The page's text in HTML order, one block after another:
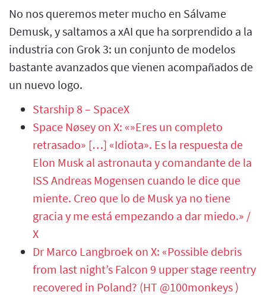
No nos queremos meter mucho en Sálvame
Demusk, y saltamos a xAI que ha sorprendido a la
industria con Grok 3: un conjunto de modelos
bastante avanzados que vienen acompañados de
un nuevo logo.
Starship 8 – SpaceX
Space Nøsey on X: «»Eres un completo
retrasado» […] «Idiota». Es la respuesta de
Elon Musk al astronauta y comandante de la
ISS Andreas Mogensen cuando le dice que
miente. Creo que lo de Musk ya no tiene
gracia y me está empezando a dar miedo.» /
X
Dr Marco Langbroek on X: «Possible debris
from last night’s Falcon 9 upper stage reentry
recovered in Poland? (HT @100monkeys )